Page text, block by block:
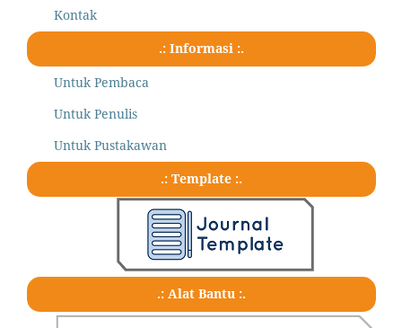
Kontak
.: Informasi :.
Untuk Pembaca
Untuk Penulis
Untuk Pustakawan
.: Template :.
.: Alat Bantu :.